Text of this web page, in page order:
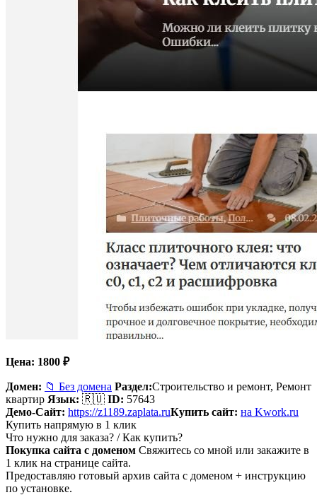
Цена: 1800 ₽
Домен: 📁 Без домена Раздел:Строительство и ремонт, Ремонт
квартир Язык: 🇷🇺 ID: 57643
Демо-Сайт: https://z1189.zaplata.ruКупить сайт: на Kwork.ru
Купить напрямую в 1 клик
Что нужно для заказа? / Как купить?
Покупка сайта с доменом Свяжитесь со мной или закажите в
1 клик на странице сайта.
Предоставляю готовый архив сайта с доменом + инструкцию
по установке.